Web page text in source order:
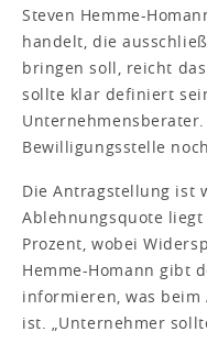
Steven Hemme-
handelt, die
bringen soll, reicht
sollte klar definiert
Bewilligungsstelle
Die Antragstellung ist
Ablehnungsquote
Prozent, wobei
Hemme-Homann gibt
informieren, was
ist. „Unternehmer